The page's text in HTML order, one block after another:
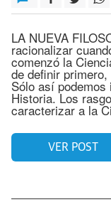
LA NUEVA
racionalizar
comenzó la
de definir
Sólo así
Historia. Los
caracterizar a la
VER POST